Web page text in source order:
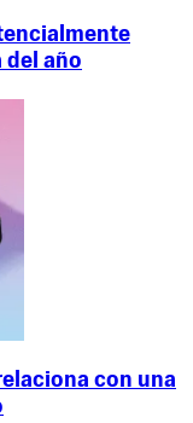
del año
con una